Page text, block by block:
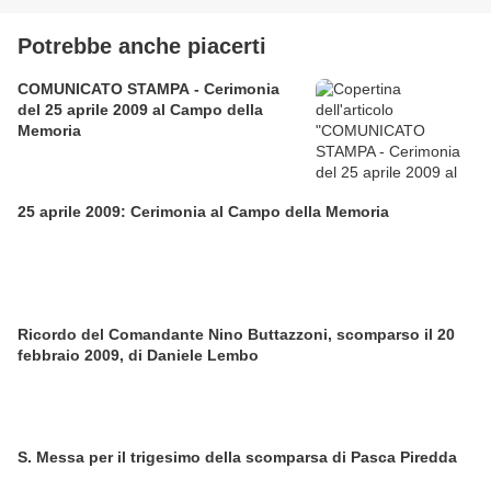
Potrebbe anche piacerti
COMUNICATO STAMPA - Cerimonia
del 25 aprile 2009 al Campo della
Memoria
25 aprile 2009: Cerimonia al Campo della Memoria
Ricordo del Comandante Nino Buttazzoni, scomparso il 20
febbraio 2009, di Daniele Lembo
S. Messa per il trigesimo della scomparsa di Pasca Piredda